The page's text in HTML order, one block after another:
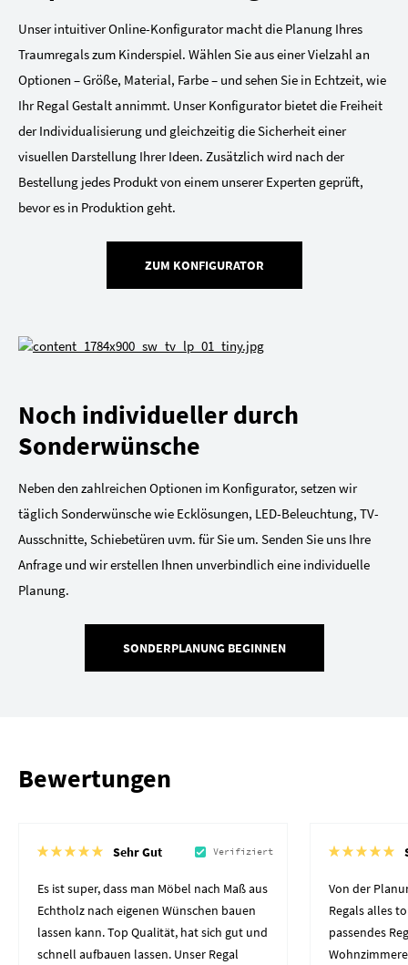
Unser intuitiver Online-Konfigurator macht die Planung Ihres
Traumregals zum Kinderspiel. Wählen Sie aus einer Vielzahl an
Optionen – Größe, Material, Farbe – und sehen Sie in Echtzeit, wie
Ihr Regal Gestalt annimmt. Unser Konfigurator bietet die Freiheit
der Individualisierung und gleichzeitig die Sicherheit einer
visuellen Darstellung Ihrer Ideen. Zusätzlich wird nach der
Bestellung jedes Produkt von einem unserer Experten geprüft,
bevor es in Produktion geht.
ZUM KONFIGURATOR
Noch individueller durch
Sonderwünsche
Neben den zahlreichen Optionen im Konfigurator, setzen wir
täglich Sonderwünsche wie Ecklösungen, LED-Beleuchtung, TV-
Ausschnitte, Schiebetüren uvm. für Sie um. Senden Sie uns Ihre
Anfrage und wir erstellen Ihnen unverbindlich eine individuelle
Planung.
SONDERPLANUNG BEGINNEN
Bewertungen
Sehr Gut Verifiziert
Es ist super, dass man Möbel nach Maß aus
Echtholz nach eigenen Wünschen bauen
lassen kann. Top Qualität, hat sich gut und
schnell aufbauen lassen. Unser Regal
Von der
Regals alles
passendes